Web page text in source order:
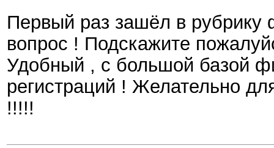
Первый раз зашёл в
вопрос ! Подскажите
Удобный , с большой базой
регистраций ! Желательно
!!!!!